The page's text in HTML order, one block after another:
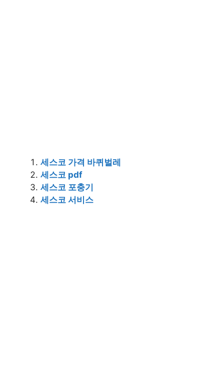
세스코 가격 바퀴벌레
세스코 pdf
세스코 포충기
세스코 서비스